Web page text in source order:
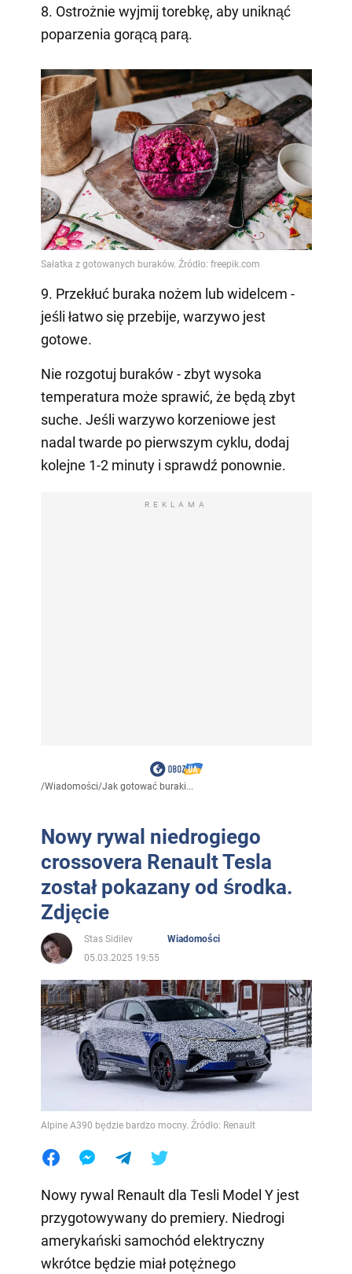
8. Ostrożnie wyjmij torebkę, aby uniknąć
poparzenia gorącą parą.
9. Przekłuć buraka nożem lub widelcem -
jeśli łatwo się przebije, warzywo jest
gotowe.
Nie rozgotuj buraków - zbyt wysoka
temperatura może sprawić, że będą zbyt
suche. Jeśli warzywo korzeniowe jest
nadal twarde po pierwszym cyklu, dodaj
kolejne 1-2 minuty i sprawdź ponownie.
REKLAMA
/Wiadomości/Jak gotować buraki...
Nowy rywal niedrogiego
crossovera Renault Tesla
został pokazany od środka.
Zdjęcie
Stas Sidilev
Wiadomości
05.03.2025 19:55
Alpine A390 będzie bardzo mocny. Źródło: Renault
Nowy rywal Renault dla Tesli Model Y jest
przygotowywany do premiery. Niedrogi
amerykański samochód elektryczny
wkrótce będzie miał potężnego